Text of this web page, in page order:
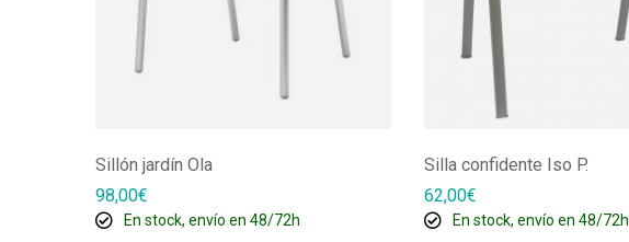
Sillón jardín Ola
98,00€
En stock, envío en 48/72h
Silla confidente Iso P.
62,00€
En stock, envío en 48/72h